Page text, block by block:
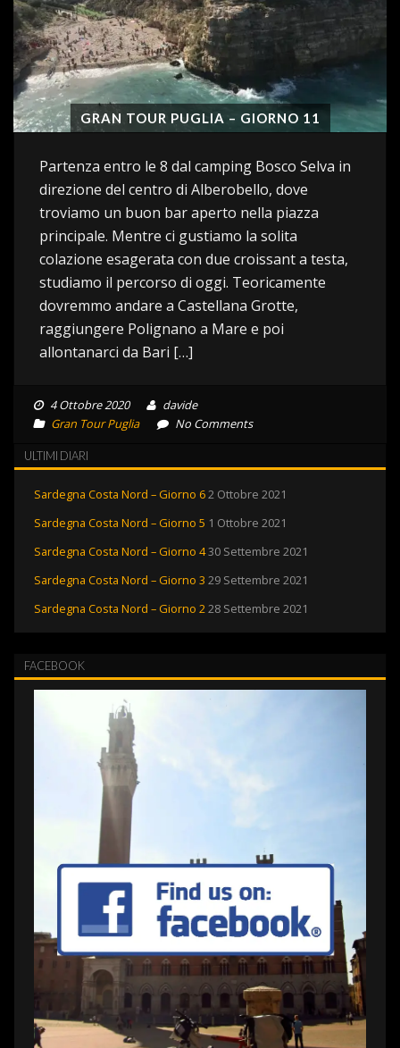
GRAN TOUR PUGLIA – GIORNO 11
Partenza entro le 8 dal camping Bosco Selva in
direzione del centro di Alberobello, dove
troviamo un buon bar aperto nella piazza
principale. Mentre ci gustiamo la solita
colazione esagerata con due croissant a testa,
studiamo il percorso di oggi. Teoricamente
dovremmo andare a Castellana Grotte,
raggiungere Polignano a Mare e poi
allontanarci da Bari […]
4 Ottobre 2020
davide
Gran Tour Puglia
No Comments
ULTIMI DIARI
Sardegna Costa Nord – Giorno 62 Ottobre 2021
Sardegna Costa Nord – Giorno 5 1 Ottobre 2021
Sardegna Costa Nord – Giorno 430 Settembre 2021
Sardegna Costa Nord – Giorno 3 29 Settembre 2021
Sardegna Costa Nord – Giorno 228 Settembre 2021
FACEBOOK